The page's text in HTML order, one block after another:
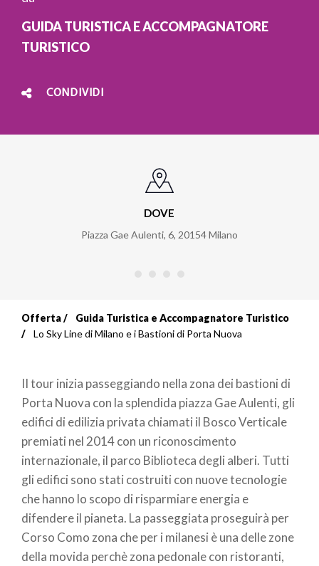
GUIDA TURISTICA E ACCOMPAGNATORE
TURISTICO
CONDIVIDI
DOVE
Piazza Gae Aulenti, 6, 20154Milano
Briciole
pane
Offerta
Guida Turistica e Accompagnatore Turistico
Lo Sky Line di Milano e i Bastioni di Porta Nuova
II tour inizia passeggiando nella zona dei bastioni di
Porta Nuova con la splendida piazza Gae Aulenti, gli
edifici di edilizia privata chiamati il Bosco Verticale
premiati nel 2014 con un riconoscimento
internazionale, il parco Biblioteca degli alberi. Tutti
gli edifici sono stati costruiti con nuove tecnologie
che hanno lo scopo di risparmiare energia e
difendere il pianeta. La passeggiata proseguirà per
Corso Como zona che per i milanesi è una delle zone
della movida perchè zona pedonale con ristoranti,